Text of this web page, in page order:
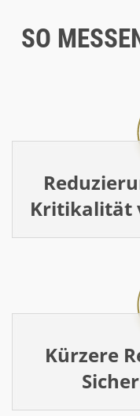
SO
Kritikalität
Kürzere